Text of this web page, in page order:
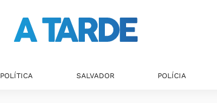
POLÍTICA SALVADOR POLÍCIA